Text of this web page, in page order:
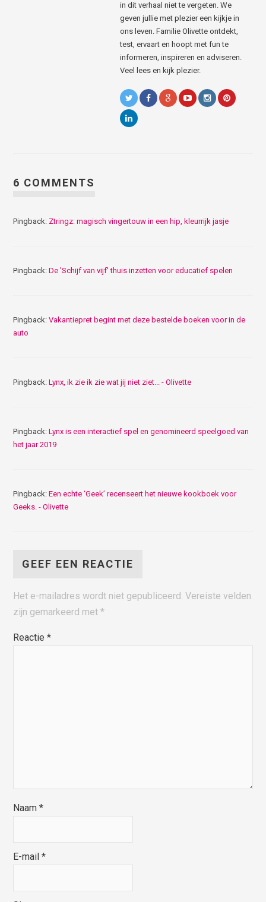
in dit verhaal niet te vergeten. We
geven jullie met plezier een kijkje in
ons leven. Familie Olivette ontdekt,
test, ervaart en hoopt met fun te
informeren, inspireren en adviseren.
Veel lees en kijk plezier.
6 COMMENTS
Pingback: Ztringz: magisch vingertouw in een hip, kleurrijk jasje
Pingback:De 'Schijf van vijf' thuis inzetten voor educatief spelen
Pingback:Vakantiepret begint met deze bestelde boeken voor in de
auto
Pingback:Lynx, ik zie ik zie wat jij niet ziet... - Olivette
Pingback:Lynx is een interactief spel en genomineerd speelgoed van
het jaar 2019
Pingback:Een echte ‘Geek’ recenseert het nieuwe kookboek voor
Geeks. - Olivette
GEEF EEN REACTIE
Het e-mailadres wordt niet gepubliceerd. Vereiste velden
zijn gemarkeerd met*
Reactie*
Naam*
E-mail*